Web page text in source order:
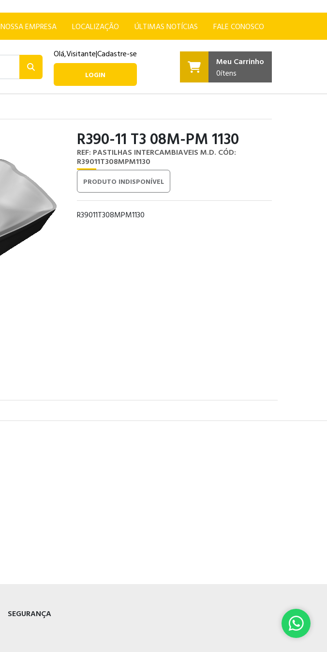
NOSSA EMPRESA
LOCALIZAÇÃO ÚLTIMAS NOTÍCIAS FALE CONOSCO
Olá,Visitante|Cadastre-se
LOGIN
Meu Carrinho
0ítens
R390-11 T3 08M-PM 1130
REF: PASTILHAS INTERCAMBIAVEIS M.D. CÓD:
R39011T308MPM1130
PRODUTO INDISPONÍVEL
R39011T308MPM1130
SEGURANÇA